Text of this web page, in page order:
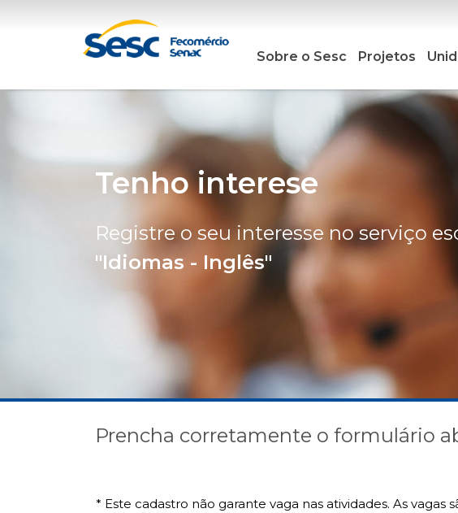
Sobre o Sesc Projetos
Tenho interese
Registre o seu interesse no serviço
"Idiomas - Inglês"
Prencha corretamente o formulário
* Este cadastro não garante vaga nas atividades. As